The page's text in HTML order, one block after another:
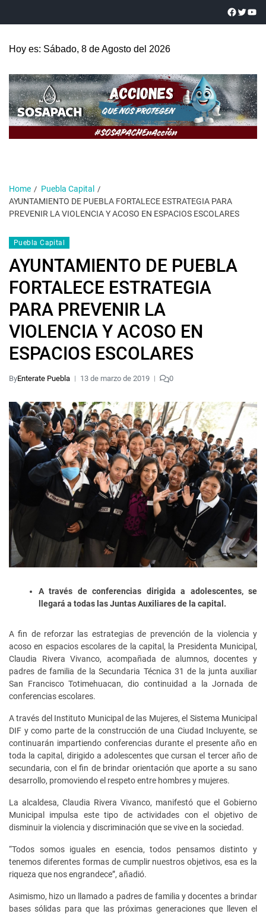
Hoy es: Sábado, 8 de Agosto del 2026
Home
Puebla Capital
AYUNTAMIENTO DE PUEBLA FORTALECE ESTRATEGIA PARA
PREVENIR LA VIOLENCIA Y ACOSO EN ESPACIOS ESCOLARES
Puebla Capital
AYUNTAMIENTO DE PUEBLA
FORTALECE ESTRATEGIA
PARA PREVENIR LA
VIOLENCIA Y ACOSO EN
ESPACIOS ESCOLARES
ByEnterate Puebla 13 de marzo de 2019 0
A través de conferencias dirigida a adolescentes, se
llegará a todas las Juntas Auxiliares de la capital.
A fin de reforzar las estrategias de prevención de la violencia y
acoso en espacios escolares de la capital, la Presidenta Municipal,
Claudia Rivera Vivanco, acompañada de alumnos, docentes y
padres de familia de la Secundaria Técnica 31 de la junta auxiliar
San Francisco Totimehuacan, dio continuidad a la Jornada de
conferencias escolares.
A través del Instituto Municipal de las Mujeres, el Sistema Municipal
DIF y como parte de la construcción de una Ciudad Incluyente, se
continuarán impartiendo conferencias durante el presente año en
toda la capital, dirigido a adolescentes que cursan el tercer año de
secundaria, con el fin de brindar orientación que aporte a su sano
desarrollo, promoviendo el respeto entre hombres y mujeres.
La alcaldesa, Claudia Rivera Vivanco, manifestó que el Gobierno
Municipal impulsa este tipo de actividades con el objetivo de
disminuir la violencia y discriminación que se vive en la sociedad.
“Todos somos iguales en esencia, todos pensamos distinto y
tenemos diferentes formas de cumplir nuestros objetivos, esa es la
riqueza que nos engrandece”, añadió.
Asimismo, hizo un llamado a padres de familia y docentes a brindar
bases sólidas para que las próximas generaciones que lleven el